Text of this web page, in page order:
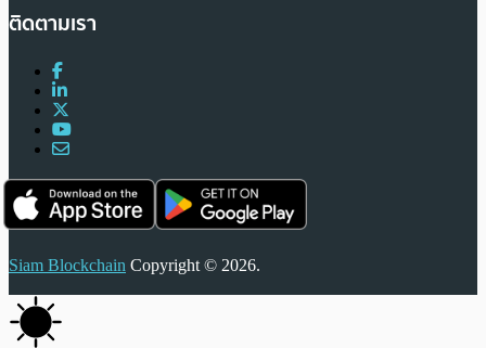
ติดตามเรา
Siam Blockchain Copyright © 2026.